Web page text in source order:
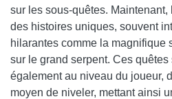
sur les sous-quêtes.
des histoires uniques, souvent
hilarantes comme la magnifique
sur le grand serpent. Ces
également au niveau du joueur,
moyen de niveler, mettant ainsi